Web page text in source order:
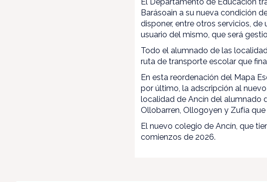
Barásoain a su nueva condición
disponer, entre otros servicios,
usuario del mismo, que será
Todo el alumnado de las
ruta de transporte escolar que
En esta reordenación del Mapa
por último, la adscripción al
localidad de Ancín del alumnado
Ollobarren, Ollogoyen y Zufía
El nuevo colegio de Ancín, que
comienzos de 2026.